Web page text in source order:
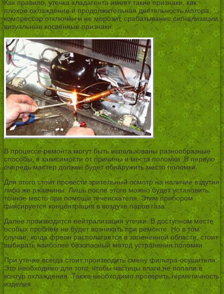
Как правило, утечка хладагента имеет такие признаки, как
плохое охлаждение и продолжительная деятельность мотора,
компрессор отключён и не морозит, срабатывание сигнализации,
визуальные косвенные признаки.
В процессе ремонта могут быть использованы разнообразные
способы, в зависимости от причины и места поломки. В первую
очередь мастер должен будет обнаружить место поломки.
Для этого стоит провести зрительный осмотр на наличие вздутия
либо же ржавчины. Лишь после этого можно будет установить
точное место при помощи течеискателя. Этим прибором
фиксируется концентрация в воздухе паров газа.
Далее производится нейтрализация утечки. В доступном месте
особых проблем не будет возникать при ремонте. Но в том
случае, когда фреон располагается в запененной области, стоит
выбирать наиболее безопасный метод устранения поломки.
При утечке всегда стоит производить смену фильтра-осушителя.
Это необходимо для того, чтобы частицы влаги не попали в
контур охлаждения. Также необходимо проверить герметичность
изделия.